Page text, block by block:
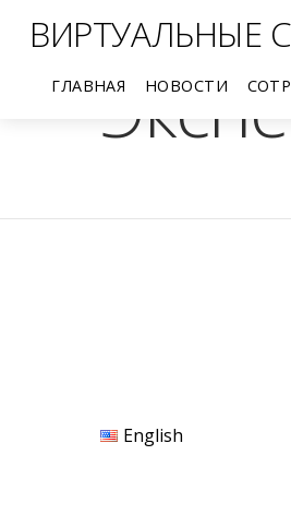
ВИРТУАЛЬНЫЕ
ГЛАВНАЯ НОВОСТИ
English